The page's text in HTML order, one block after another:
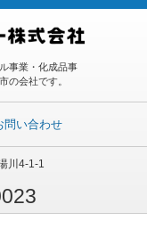
事業・化成品事
の会社です。
問い合わせ
川4-1-1